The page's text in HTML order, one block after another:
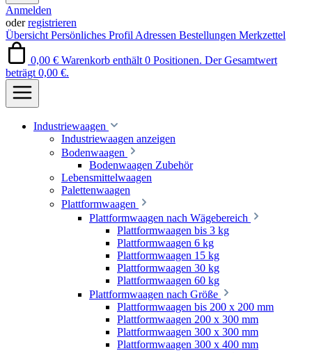
Anmelden
oderregistrieren
Übersicht Persönliches Profil Adressen Bestellungen Merkzettel
0,00 € Warenkorb enthält 0 Positionen. Der Gesamtwert
beträgt 0,00 €.
Industriewaagen
Industriewaagen anzeigen
Bodenwaagen
Bodenwaagen Zubehör
Lebensmittelwaagen
Palettenwaagen
Plattformwaagen
Plattformwaagen nach Wägebereich
Plattformwaagen bis 3 kg
Plattformwaagen 6 kg
Plattformwaagen 15 kg
Plattformwaagen 30 kg
Plattformwaagen 60 kg
Plattformwaagen nach Größe
Plattformwaagen bis 200 x 200 mm
Plattformwaagen 200 x 300 mm
Plattformwaagen 300 x 300 mm
Plattformwaagen 300 x 400 mm